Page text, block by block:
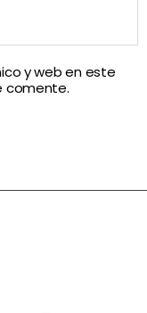
y web en este
comente.